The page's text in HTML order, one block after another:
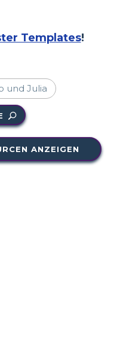
Templates!
ANZEIGEN